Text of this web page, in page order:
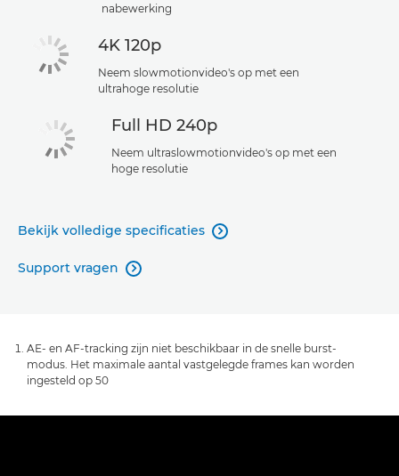
nabewerking
4K 120p
Neem slowmotionvideo's op met een
ultrahoge resolutie
Full HD 240p
Neem ultraslowmotionvideo's op met een
hoge resolutie
Bekijk volledige specificaties 
Support vragen 
AE- en AF-tracking zijn niet beschikbaar in de snelle burst-
modus. Het maximale aantal vastgelegde frames kan worden
ingesteld op 50